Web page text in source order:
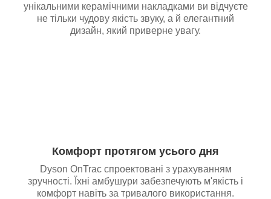
унікальними керамічними накладками ви відчуєте
не тільки чудову якість звуку, а й елегантний
дизайн, який приверне увагу.
Комфорт протягом усього дня
Dyson OnTrac спроектовані з урахуванням
зручності. Їхні амбушури забезпечують м'якість і
комфорт навіть за тривалого використання.